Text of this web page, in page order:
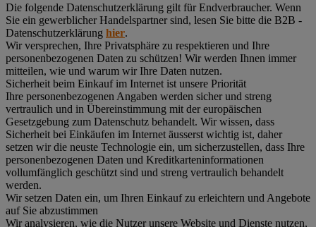
Die folgende Datenschutzerklärung gilt für Endverbraucher. Wenn
Sie ein gewerblicher Handelspartner sind, lesen Sie bitte die B2B -
Datenschutzerklärung hier.
Wir versprechen, Ihre Privatsphäre zu respektieren und Ihre
personenbezogenen Daten zu schützen! Wir werden Ihnen immer
mitteilen, wie und warum wir Ihre Daten nutzen.
Sicherheit beim Einkauf im Internet ist unsere Priorität
Ihre personenbezogenen Angaben werden sicher und streng
vertraulich und in Übereinstimmung mit der europäischen
Gesetzgebung zum Datenschutz behandelt. Wir wissen, dass
Sicherheit bei Einkäufen im Internet äusserst wichtig ist, daher
setzen wir die neuste Technologie ein, um sicherzustellen, dass Ihre
personenbezogenen Daten und Kreditkarteninformationen
vollumfänglich geschützt sind und streng vertraulich behandelt
werden.
Wir setzen Daten ein, um Ihren Einkauf zu erleichtern und Angebote
auf Sie abzustimmen
Wir analysieren, wie die Nutzer unsere Website und Dienste nutzen,